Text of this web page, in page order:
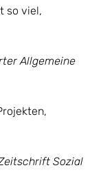
so viel,
Allgemeine
Sozial